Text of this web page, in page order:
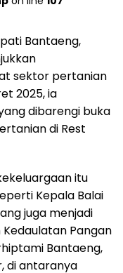
Bantaeng,
sektor pertanian
2025, ia
dibarengi buka
di Rest
itu
Kepala Balai
juga menjadi
Pangan
Bantaeng,
di antaranya